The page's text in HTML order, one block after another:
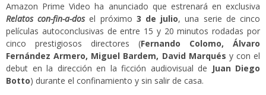
Amazon Prime Video ha anunciado que estrenará en exclusiva
Relatos con-fin-a-dosel próximo 3 de julio, una serie de cinco
películas autoconclusivas de entre 15 y 20 minutos rodadas por
cinco prestigiosos directores (Fernando Colomo, Álvaro
Fernández Armero, Miguel Bardem, David Marqués y con el
debut en la dirección en la ficción audiovisual de Juan Diego
Botto) durante el confinamiento y sin salir de casa.